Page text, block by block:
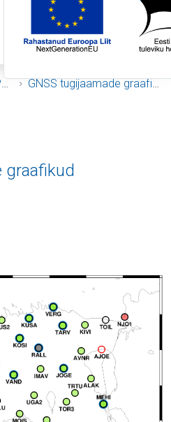
GNSS tugijaamade graafikud
graafikud